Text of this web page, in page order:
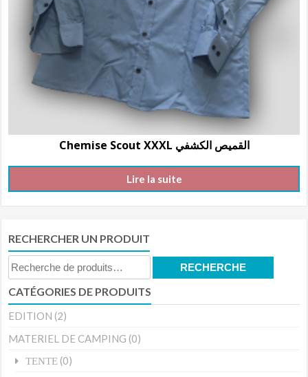
Chemise Scout XXXL القميص الكشفي
Lire la suite
RECHERCHER UN PRODUIT
Recherche
pour :
RECHERCHE
CATÉGORIES DE PRODUITS
EDITION (2)
MATERIEL DE CAMPING (0)
TENTE (0)